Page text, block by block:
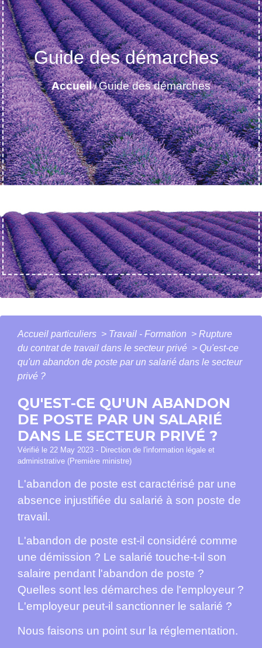
Guide des démarches
Accueil/Guide des démarches
Accueil particuliers > Travail - Formation > Rupture
du contrat de travail dans le secteur privé > Qu'est-ce
qu'un abandon de poste par un salarié dans le secteur
privé ?
QU'EST-CE QU'UN ABANDON
DE POSTE PAR UN SALARIÉ
DANS LE SECTEUR PRIVÉ ?
Vérifié le 22 May 2023 - Direction de l'information légale et
administrative (Première ministre)
L'abandon de poste est caractérisé par une
absence injustifiée du salarié à son poste de
travail.
L'abandon de poste est-il considéré comme
une démission ? Le salarié touche-t-il son
salaire pendant l'abandon de poste ?
Quelles sont les démarches de l'employeur ?
L'employeur peut-il sanctionner le salarié ?
Nous faisons un point sur la réglementation.